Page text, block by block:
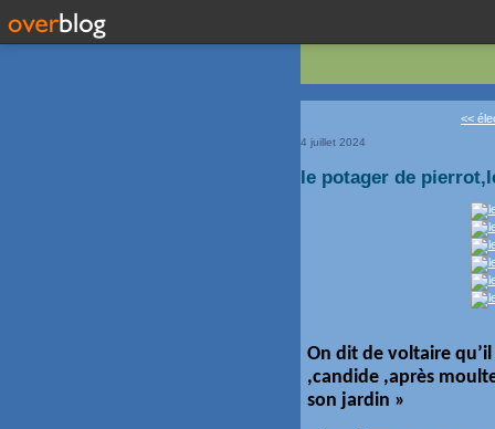
<<
4 juillet 2024
le potager de
On dit de voltaire
,candide ,après
son jardin »